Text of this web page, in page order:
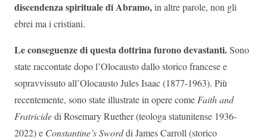
discendenza spirituale di Abramo,in altre parole, non gli
ebrei ma i cristiani.
Le conseguenze di questa dottrina furono devastanti.Sono
state raccontate dopo l’Olocausto dallo storico francese e
sopravvissuto all’Olocausto Jules Isaac (1877-1963). Più
recentemente, sono state illustrate in opere comeFaith and
Fratricidedi Rosemary Ruether (teologa statunitense 1936-
2022) e Constantine’s Sworddi James Carroll (storico